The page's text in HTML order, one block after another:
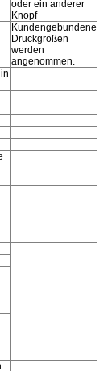
oder ein anderer
Knopf
Kundengebundene
Druckgrößen
werden
angenommen.